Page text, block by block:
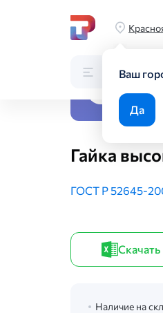
Ваш
Да
Каталог
Главная Каталог
Все
Гайка
ГОСТ Р 52645-
Скачать
Наличие на